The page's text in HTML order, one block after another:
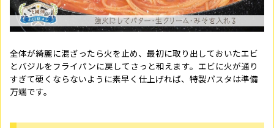
全体が綺麗に混ざったら火を止め、最初に取り出しておいたエビ
とバジルをフライパンに戻してさっと和えます。エビに火が通り
すぎて硬くならないように素早く仕上げれば、特製パスタは準備
万端です。